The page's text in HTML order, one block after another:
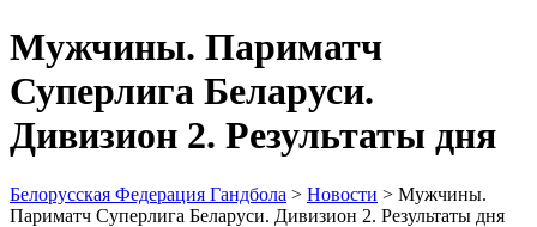
Мужчины. Париматч
Суперлига Беларуси.
Дивизион 2. Результаты дня
Белорусская Федерация Гандбола > Новости > Мужчины.
Париматч Суперлига Беларуси. Дивизион 2. Результаты дня